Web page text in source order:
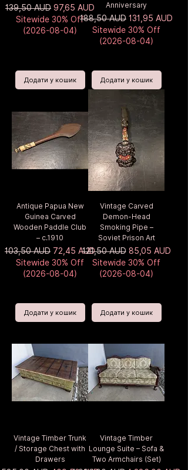
Звичайна ціна
139,50 AUD За розпродажем
97,65 AUD
Sitewide 30% Off
(2026-08-04)
Додати у кошик
Anniversary
Звичайна ціна
188,50 AUD За
131,95 AUD
Sitewide 30% Off
(2026-08-04)
Додати у кошик
Antique Papua New
Guinea Carved
Wooden Paddle Club
– c.1910
Звичайна ціна
103,50 AUD За розпродажем
72,45 AUD
Sitewide 30% Off
(2026-08-04)
Додати у кошик
Vintage Carved
Demon-Head
Smoking Pipe –
Soviet Prison Art
Звичайна ціна
121,50 AUD За
85,05 AUD
Sitewide 30% Off
(2026-08-04)
Додати у кошик
Vintage Timber Trunk
/ Storage Chest with
Drawers
Vintage Timber
Lounge Suite – Sofa &
Two Armchairs (Set)